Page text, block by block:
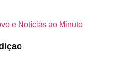
e Notícias ao Minuto